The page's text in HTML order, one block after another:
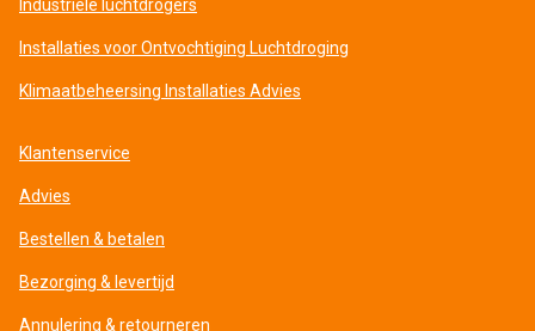
Industriele luchtdrogers
Installaties voor Ontvochtiging Luchtdroging
Klimaatbeheersing Installaties Advies
Klantenservice
Advies
Bestellen & betalen
Bezorging & levertijd
Annulering & retourneren